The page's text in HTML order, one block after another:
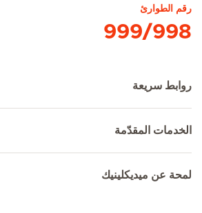
رقم الطوارئ
999/998
روابط سريعة
الخدمات المقدّمة
لمحة عن ميديكلينيك